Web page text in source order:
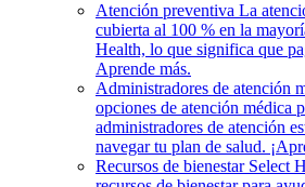
Atención preventiva La
cubierta al 100 % en la
Health, lo que significa que
Aprende más.
Administradores de atención
opciones de atención médica
administradores de atención
navegar tu plan de salud.
Recursos de bienestar Select